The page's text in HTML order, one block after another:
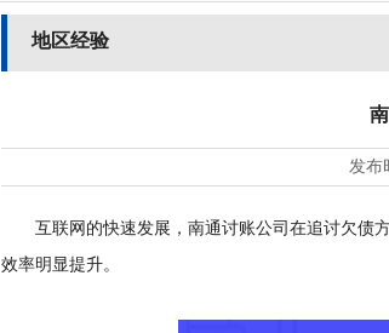
地区经验
发布
互联网的快速发展，南通讨账公司在追讨欠债方
效率明显提升。